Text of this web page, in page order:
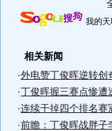
我的
相关新闻
·外电赞丁俊晖逆转创
·丁俊晖握三赛点惨遭
·连续干掉四个排名赛
·前瞻：丁俊晖战胖子